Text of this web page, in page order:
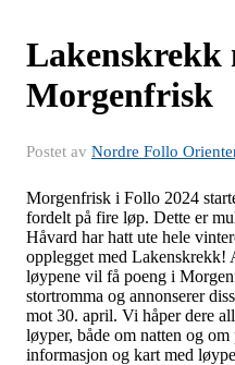
Lakenskrekk
Morgenfrisk
Postet av Nordre Follo
Morgenfrisk i Follo 2024
fordelt på fire løp. Dette er
Håvard har hatt ute hele
opplegget med Lakenskrekk!
løypene vil få poeng i
stortromma og annonserer
mot 30. april. Vi håper dere
løyper, både om natten og
informasjon og kart med